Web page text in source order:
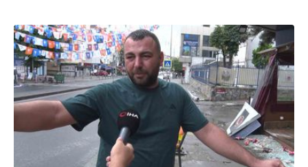
25.07.2026